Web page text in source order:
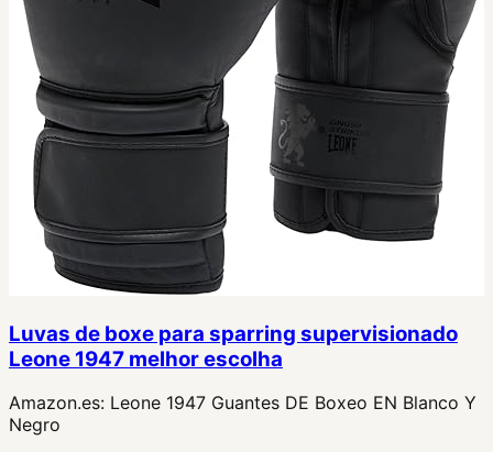
Luvas de boxe para sparring supervisionado
Leone 1947 melhor escolha
Amazon.es: Leone 1947 Guantes DE Boxeo EN Blanco Y
Negro